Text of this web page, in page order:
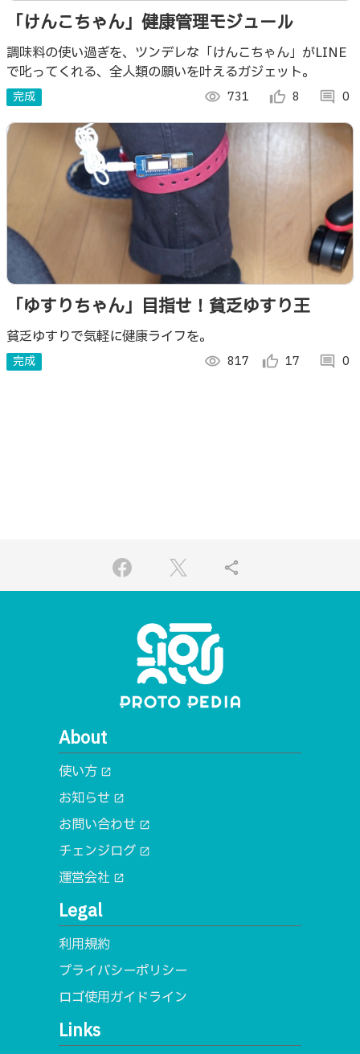
「けんこちゃん」健康管理モジュール
調味料の使い過ぎを、ツンデレな「けんこちゃん」がLINE
で叱ってくれる、全人類の願いを叶えるガジェット。
完成 visibility 731 thumb_up_alt 8 comment 0
「ゆすりちゃん」目指せ！貧乏ゆすり王
貧乏ゆすりで気軽に健康ライフを。
完成 visibility 817 thumb_up_alt 17 comment 0
share
About
使い方 open_in_new
お知らせ open_in_new
お問い合わせ open_in_new
チェンジログ open_in_new
運営会社 open_in_new
Legal
利用規約
プライバシーポリシー
ロゴ使用ガイドライン
Links